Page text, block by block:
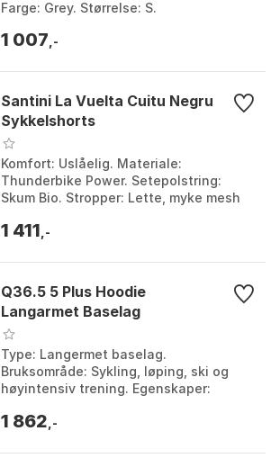
Farge: Grey. Størrelse: S.
1 007 ,-
Santini La Vuelta Cuitu Negru
Sykkelshorts
Komfort: Uslåelig. Materiale:
Thunderbike Power. Setepolstring:
Skum Bio. Stropper: Lette, myke mesh
Vineyard green. Størrelse: X...
1 411 ,-
Q36.5 5 Plus Hoodie
Langarmet Baselag
Type: Langermet baselag.
Bruksområde: Sykling, løping, ski og
høyintensiv trening. Egenskaper:
fuktighetshåndtering, sømløs og
1 862 ,-